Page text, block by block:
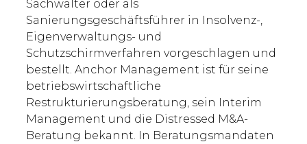
Sachwalter oder als
Sanierungsgeschäftsführer in Insolvenz-,
Eigenverwaltungs- und
Schutzschirmverfahren vorgeschlagen und
bestellt. Anchor Management ist für seine
betriebswirtschaftliche
Restrukturierungsberatung, sein Interim
Management und die Distressed M&A-
Beratung bekannt. In Beratungsmandaten